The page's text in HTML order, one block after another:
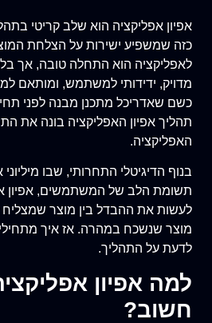
אפיון אפליקציה הוא שלב קריטי
כזה שמשפיע ישירות על הצלחת
לאפליקציה הוא התחלה טובה, אך
מדויק, ידידותי למשתמש, ומותאם
כשם שאדריכל מתכנן מבנה לפני
תהליך אפיון האפליקציה בונה את
האפליקציה.
בנוף הדיגיטלי התחרותי, שבו
תשומת הלב של המשתמשים, אפיון
לעשות את ההבדל בין מוצר שמצליח
מוצר שנשכח במהרה. אז איך
לדעת על התהליך.
למה אפיון
חשוב?